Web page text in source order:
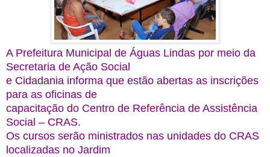
A Prefeitura Municipal de Águas Lindas por meio da
Secretaria de Ação Social
e Cidadania informa que estão abertas as inscrições
para as oficinas de
capacitação do Centro de Referência de Assistência
Social – CRAS.
Os cursos serão ministrados nas unidades do CRAS
localizadas no Jardim